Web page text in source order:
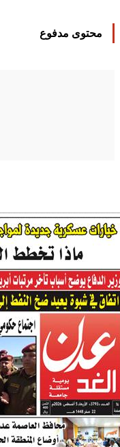
محتوى مدفوع